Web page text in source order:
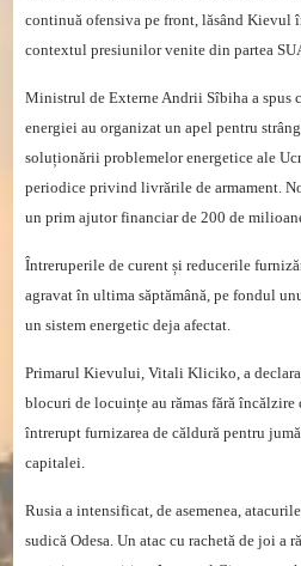
continuă ofensiva pe front, lăsând
contextul presiunilor venite din partea
Ministrul de Externe Andrii Sîbiha a spus
energiei au organizat un apel pentru
soluționării problemelor energetice ale
periodice privind livrările de armament.
un prim ajutor financiar de 200 de
Întreruperile de curent și reducerile
agravat în ultima săptămână, pe fondul
un sistem energetic deja afectat.
Primarul Kievului, Vitali Kliciko, a
blocuri de locuințe au rămas fără încălzire
întrerupt furnizarea de căldură pentru
capitalei.
Rusia a intensificat, de asemenea,
sudică Odesa. Un atac cu rachetă de joi a